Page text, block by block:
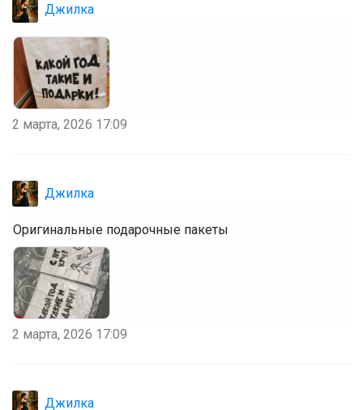
Джилка
2 марта, 2026 17:09
Джилка
Оригинальные подарочные пакеты
2 марта, 2026 17:09
Джилка